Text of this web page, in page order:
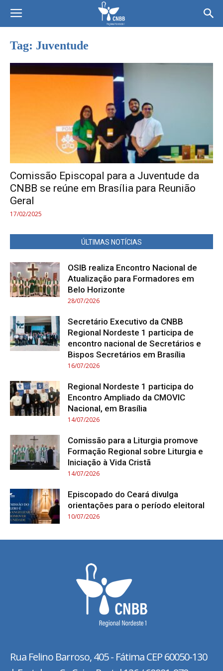
Tag: Juventude
Comissão Episcopal para a Juventude da
CNBB se reúne em Brasília para Reunião
Geral
17/02/2025
ÚLTIMAS NOTÍCIAS
OSIB realiza Encontro Nacional de
Atualização para Formadores em
Belo Horizonte
28/07/2026
Secretário Executivo da CNBB
Regional Nordeste 1 participa de
encontro nacional de Secretários e
Bispos Secretários em Brasília
16/07/2026
Regional Nordeste 1 participa do
Encontro Ampliado da CMOVIC
Nacional, em Brasília
14/07/2026
Comissão para a Liturgia promove
Formação Regional sobre Liturgia e
Iniciação à Vida Cristã
14/07/2026
Episcopado do Ceará divulga
orientações para o período eleitoral
10/07/2026
Rua Felino Barroso, 405 - FátimaCEP 60050-130